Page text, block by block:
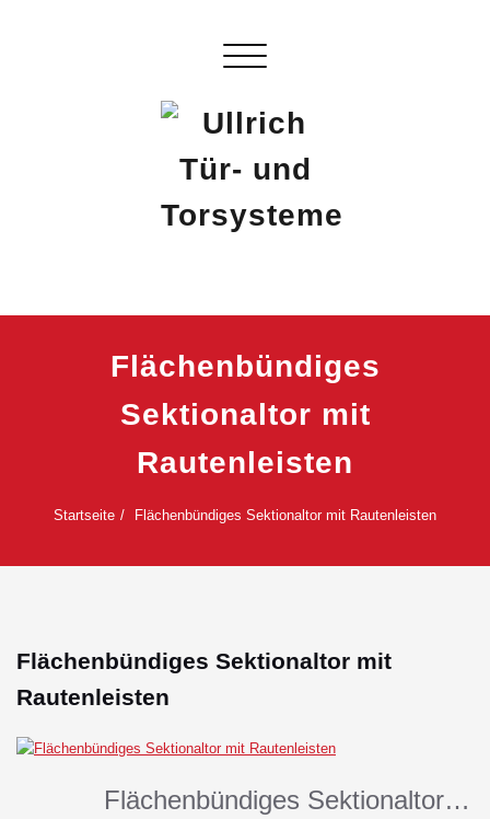
Schalte Navigation
Flächenbündiges
Sektionaltor mit
Rautenleisten
Startseite Flächenbündiges Sektionaltor mit Rautenleisten
Flächenbündiges Sektionaltor mit
Rautenleisten
Flächenbündiges Sektionaltor Mit Rautenleisten